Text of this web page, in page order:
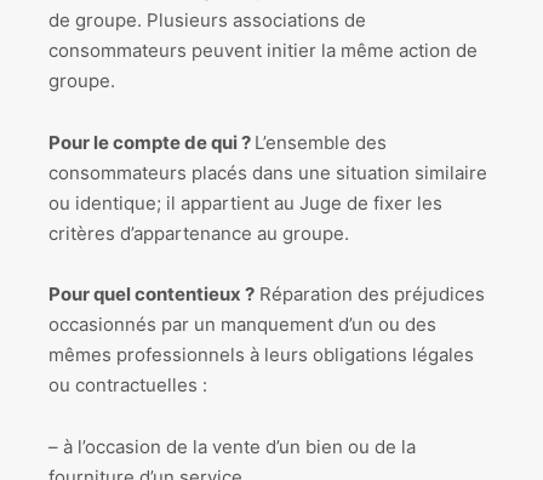
de groupe. Plusieurs associations de
consommateurs peuvent initier la même action de
groupe.
Pour le compte de qui ? L’ensemble des
consommateurs placés dans une situation similaire
ou identique; il appartient au Juge de fixer les
critères d’appartenance au groupe.
Pour quel contentieux ? Réparation des préjudices
occasionnés par un manquement d’un ou des
mêmes professionnels à leurs obligations légales
ou contractuelles :
– à l’occasion de la vente d’un bien ou de la